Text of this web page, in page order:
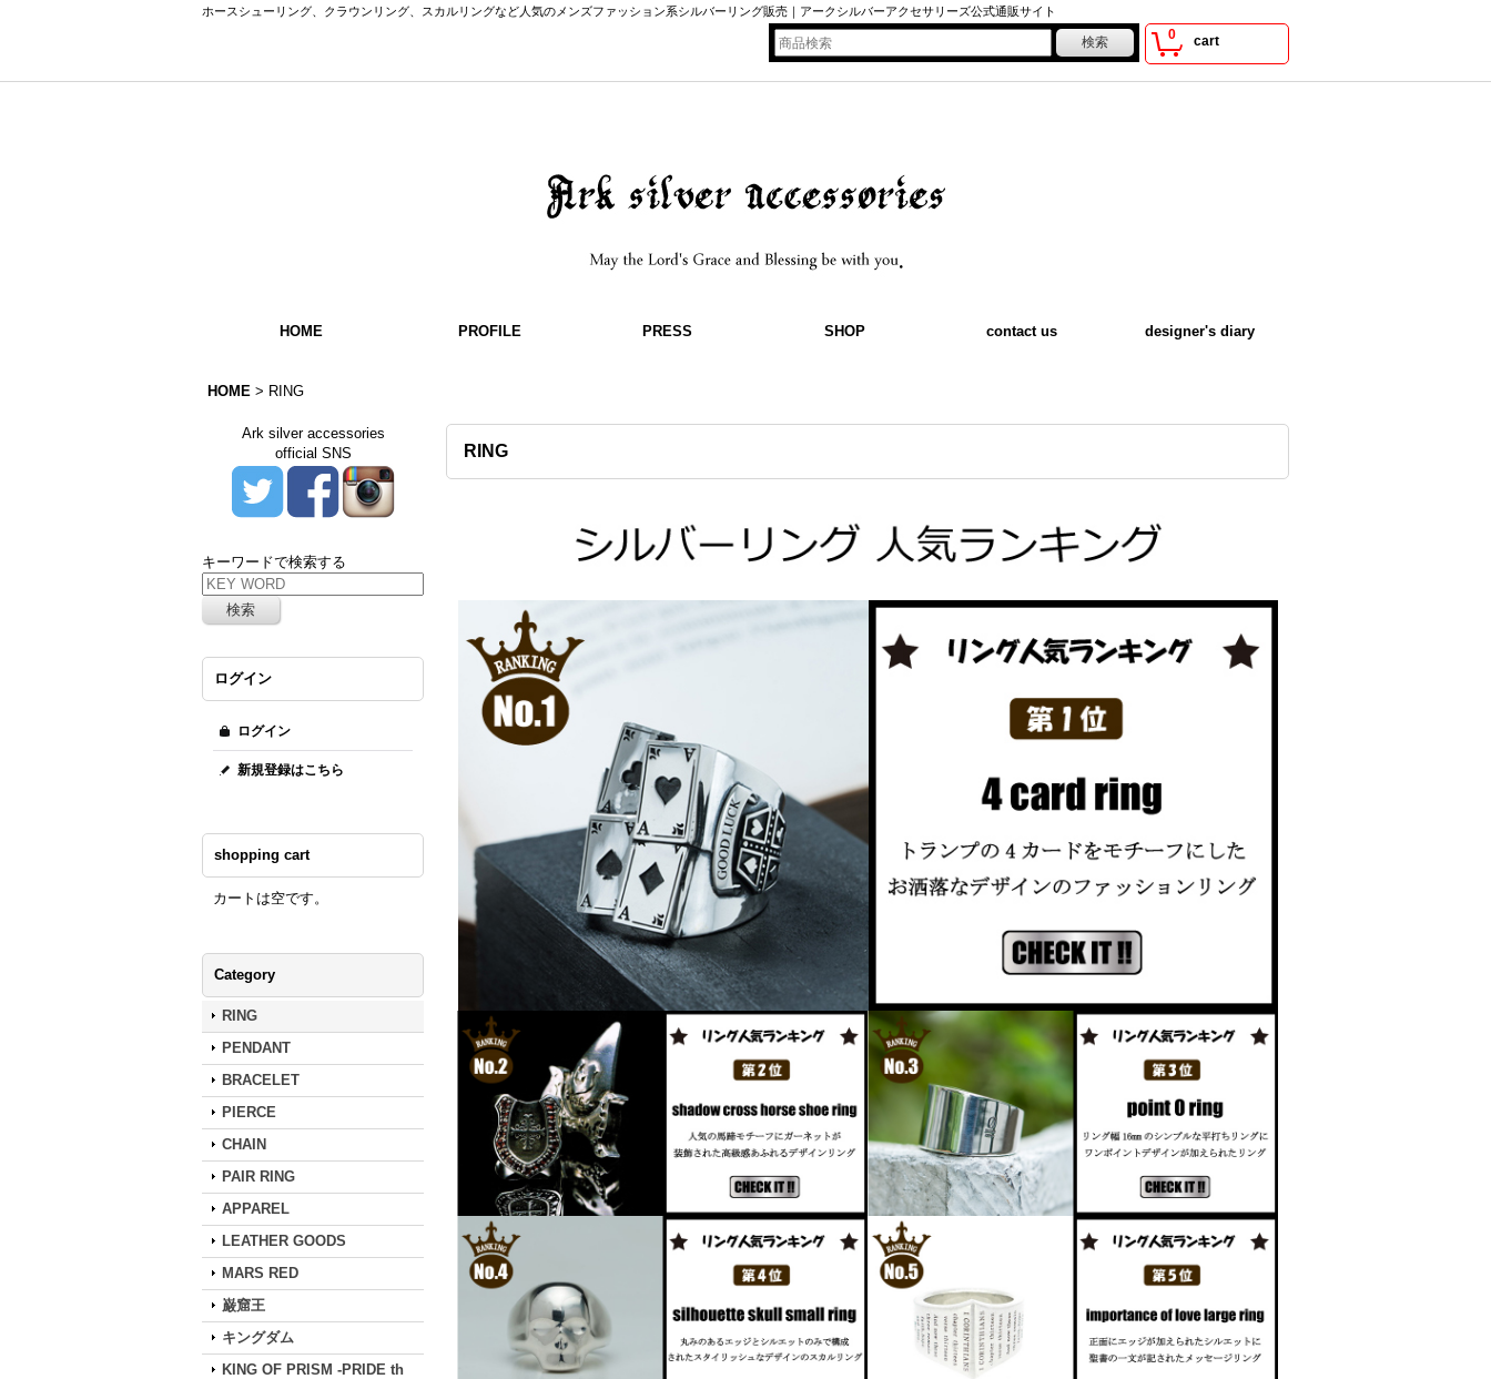
ホースシューリング、クラウンリング、スカルリングなど人気のメンズファッション系シルバーリング販売｜アークシルバーアクセサリーズ公式通販サイト
0 cart
HOME PROFILE PRESS SHOP contact us designer's diary
HOME > RING
Ark silver accessories
official SNS
キーワードで検索する
ログイン
ログイン
新規登録はこちら
shopping cart
カートは空です。
Category
RING
PENDANT
BRACELET
PIERCE
CHAIN
PAIR RING
APPAREL
LEATHER GOODS
MARS RED
巌窟王
キングダム
KING OF PRISM -PRIDE th
RING